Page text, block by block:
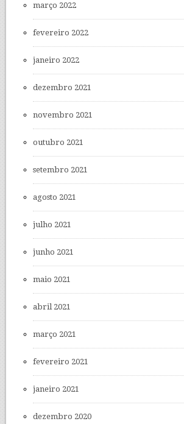
março 2022
fevereiro 2022
janeiro 2022
dezembro 2021
novembro 2021
outubro 2021
setembro 2021
agosto 2021
julho 2021
junho 2021
maio 2021
abril 2021
março 2021
fevereiro 2021
janeiro 2021
dezembro 2020